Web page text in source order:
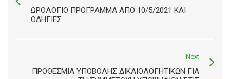
ΩΡΟΛΌΓΙΟ ΠΡΌΓΡΑΜΜΑ ΑΠΌ 10/5/2021 ΚΑΙ
ΟΔΗΓΊΕΣ
Next
ΠΡΟΘΕΣΜΊΑ ΥΠΟΒΟΛΉΣ ΔΙΚΑΙΟΛΟΓΗΤΙΚΏΝ ΓΙΑ